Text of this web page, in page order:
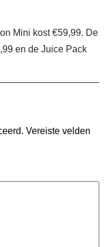
Mini kost €59,99. De
en de Juice Pack
Vereiste velden